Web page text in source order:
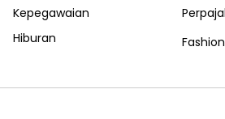
Kepegawaian
Hiburan